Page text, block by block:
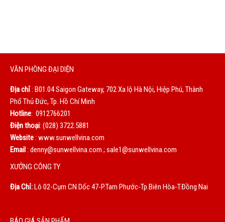
VĂN PHÒNG ĐẠI DIỆN
Địa chỉ: B01.04 Saigon Gateway, 702 Xa lộ Hà Nội, Hiệp Phú, Thành
Phố Thủ Đức, Tp. Hồ Chí Minh
Hotline: 0912766201
Điện thoại: (028) 3722.5881
Website: www.sunwellvina.com
Email: denny@sunwellvina.com ; sale1@sunwellvina.com
XƯỞNG CÔNG TY
Địa Chỉ:Lô 02-Cụm CN Dốc 47-P.Tam Phước-Tp.Biên Hòa-T.Đồng Nai